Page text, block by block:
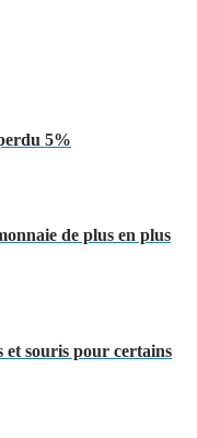
5%
de plus en plus
souris pour certains